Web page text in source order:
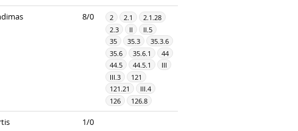
8/0 2 2.1
2.1.28
2.3
II
II.5
35
35.3
35.3.6
35.6
35.6.1
44
44.5
44.5.1
III
III.3
121
121.21
III.4
126
126.8
1/0